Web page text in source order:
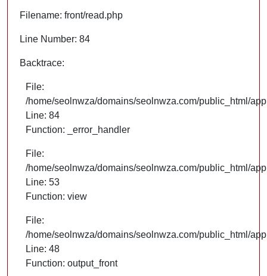
Filename: front/read.php
Line Number: 84
Backtrace:
File:
/home/seolnwza/domains/seolnwza.com/public_html/
Line: 84
Function: _error_handler
File:
/home/seolnwza/domains/seolnwza.com/public_html/
Line: 53
Function: view
File:
/home/seolnwza/domains/seolnwza.com/public_html/
Line: 48
Function: output_front